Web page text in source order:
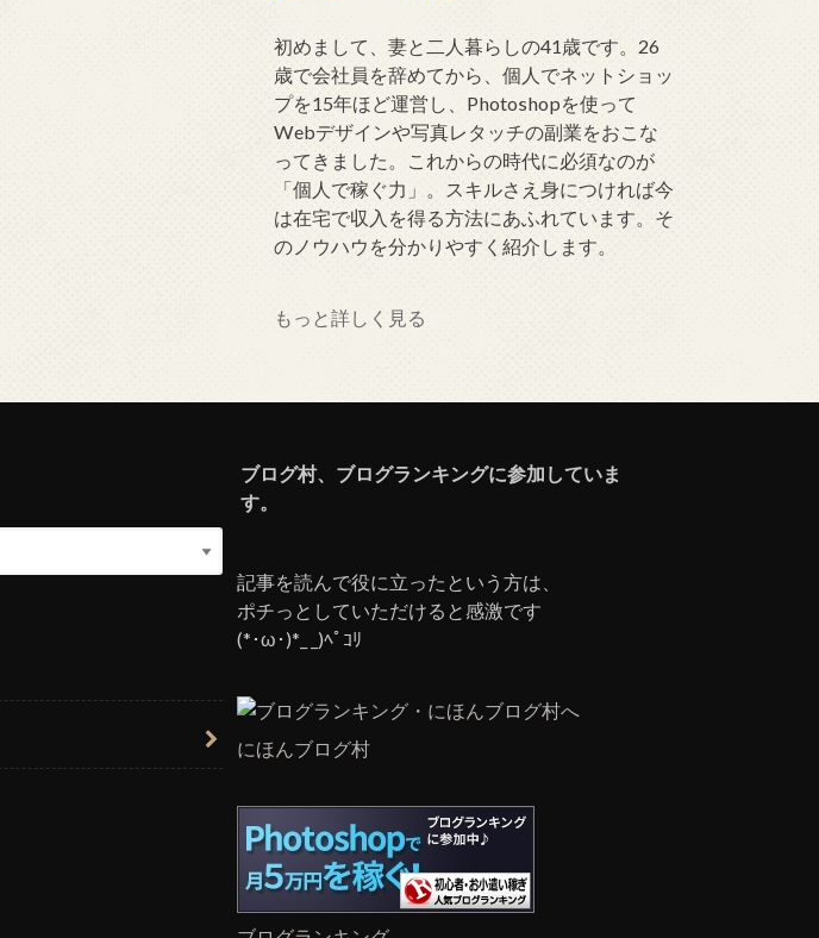
初めまして、妻と二人暮らしの41歳です。26
歳で会社員を辞めてから、個人でネットショッ
プを15年ほど運営し、Photoshopを使って
Webデザインや写真レタッチの副業をおこな
ってきました。これからの時代に必須なのが
「個人で稼ぐ力」。スキルさえ身につければ今
は在宅で収入を得る方法にあふれています。そ
のノウハウを分かりやすく紹介します。
もっと詳しく見る
ブログ村、ブログランキングに参加していま
す。
記事を読んで役に立ったという方は、
ポチっとしていただけると感激です
(*･ω･)*_ _)ﾍﾟｺﾘ
にほんブログ村